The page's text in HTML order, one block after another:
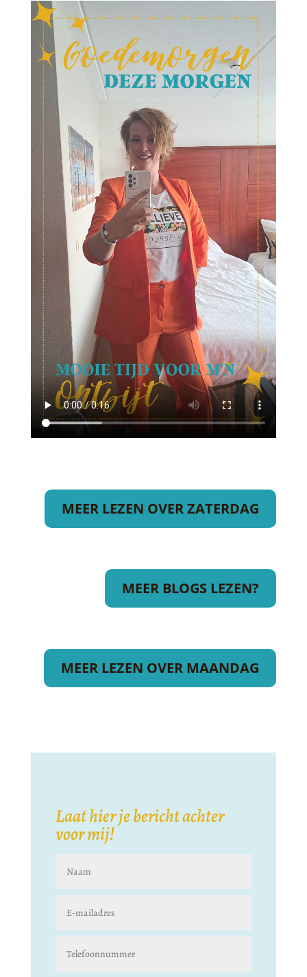
MEER LEZEN OVER ZATERDAG
MEER BLOGS LEZEN?
MEER LEZEN OVER MAANDAG
Laat hier je bericht achter
voor mij!